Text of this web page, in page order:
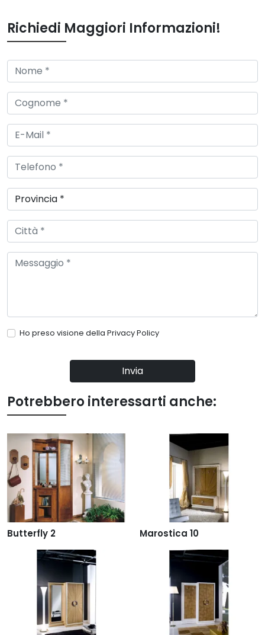
Richiedi Maggiori Informazioni!
Ho preso visione della Privacy Policy
Invia
Potrebbero interessarti anche:
Butterfly 2 Marostica 10